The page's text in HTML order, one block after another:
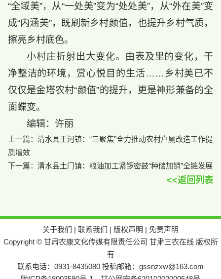
“全域美”，从“一处美”变为“处处美”，从“外在美”变
成“内涵美”，既刷新乡村颜值，也提升乡村气质，
擦亮乡村底色。
小村庄折射出大变化。由表及里的变化，干
净整洁的环境，赏心悦目的生活……乡村美已不
仅仅是金塔农村“颜值”的提升，更是神形兼备的全
面蝶变。
编辑：许丽
上一篇： 清水县王河镇：“三聚焦”全力推动农村户厕改造工作提
质增效
下一篇： 清水县土门镇：粮油加工紧锣密鼓“种储加销”全链发展
<<返回列表
关于我们 | 联系我们 | 版权声明 | 免责声明
Copyright © 甘肃农康文化传媒有限责任公司 甘肃三农在线 版权所
有
联系电话：0931-8435080 投稿邮箱：gssnzxw@163.com